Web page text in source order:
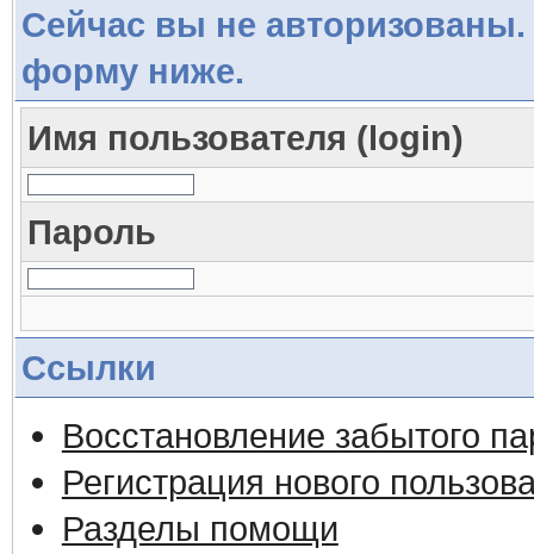
Сейчас вы не авторизованы.
форму ниже.
Имя пользователя (login)
Пароль
Ссылки
Восстановление забытого
Регистрация нового
Разделы помощи